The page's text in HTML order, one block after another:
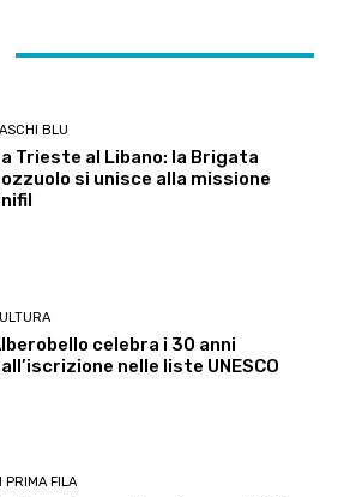
BLU
Trieste al Libano: la Brigata
si unisce alla missione
celebra i 30 anni
nelle liste UNESCO
PRIMA FILA